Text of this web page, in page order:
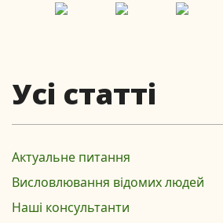
Усі статті
Актуальне питання
Висловлювання відомих людей
Наші консультанти